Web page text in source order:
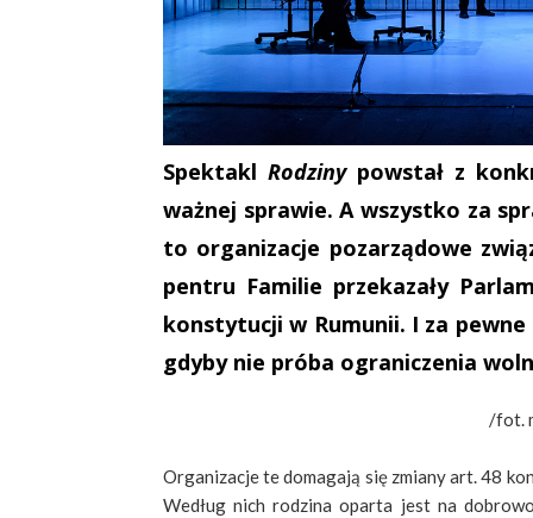
Spektakl Rodzinypowstał z
ważnej sprawie. A wszystko za
to organizacje pozarządowe
pentru Familie przekazały
konstytucji w Rumunii. I za pewne
gdyby nie próba ograniczenia
/fot.
Organizacje te domagają się zmiany art. 48
Według nich rodzina oparta jest na